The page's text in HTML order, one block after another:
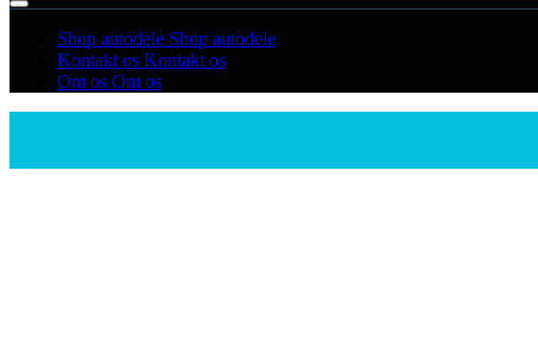
Shop autodele Shop autodele
Kontakt os Kontakt os
Om os Om os